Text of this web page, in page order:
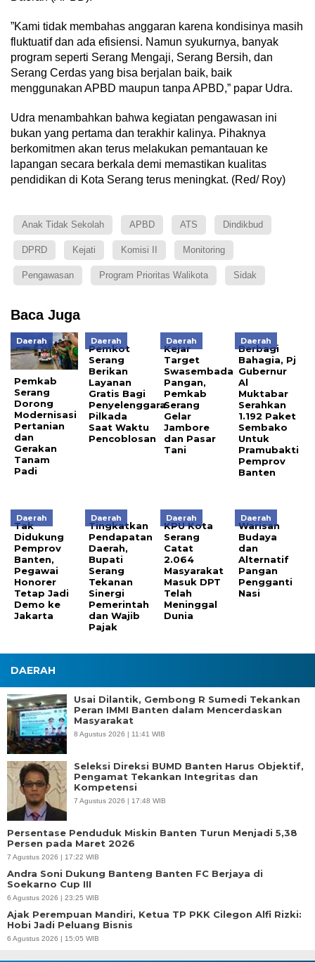
‎”Kami tidak membahas anggaran karena kondisinya masih
fluktuatif dan ada efisiensi. Namun syukurnya, banyak
program seperti Serang Mengaji, Serang Bersih, dan
Serang Cerdas yang bisa berjalan baik, baik
menggunakan APBD maupun tanpa APBD,” papar Udra.
‎Udra menambahkan bahwa kegiatan pengawasan ini
bukan yang pertama dan terakhir kalinya. Pihaknya
berkomitmen akan terus melakukan pemantauan ke
lapangan secara berkala demi memastikan kualitas
pendidikan di Kota Serang terus meningkat. (Red/ Roy)
Anak Tidak Sekolah APBD ATS Dindikbud
DPRD Kejati Komisi II Monitoring
Pengawasan Program Prioritas Walikota Sidak
Baca Juga
Daerah
Pemkab
Serang
Dorong
Modernisasi
Pertanian
dan
Gerakan
Tanam
Padi
Daerah
Pemkot
Serang
Berikan
Layanan
Gratis Bagi
Penyelenggara
Pilkada
Saat Waktu
Pencoblosan
Daerah
Kejar
Target
Swasembada
Pangan,
Pemkab
Serang
Gelar
Jambore
dan Pasar
Tani
Daerah
Berbagi
Bahagia, Pj
Gubernur
Al
Muktabar
Serahkan
1.192 Paket
Sembako
Untuk
Pramubakti
Pemprov
Banten
Daerah
Tak
Didukung
Pemprov
Banten,
Pegawai
Honorer
Tetap Jadi
Demo ke
Jakarta
Daerah
Tingkatkan
Pendapatan
Daerah,
Bupati
Serang
Tekanan
Sinergi
Pemerintah
dan Wajib
Pajak
Daerah
KPU Kota
Serang
Catat
2.064
Masyarakat
Masuk DPT
Telah
Meninggal
Dunia
Daerah
Warisan
Budaya
dan
Alternatif
Pangan
Pengganti
Nasi
DAERAH
Usai Dilantik, Gembong R Sumedi Tekankan
Peran IMMI Banten dalam Mencerdaskan
Masyarakat
8 Agustus 2026 | 11:41 WIB
Seleksi Direksi BUMD Banten Harus Objektif,
Pengamat Tekankan Integritas dan
Kompetensi
7 Agustus 2026 | 17:48 WIB
Persentase Penduduk Miskin Banten Turun Menjadi 5,38
Persen pada Maret 2026
7 Agustus 2026 | 17:22 WIB
Andra Soni Dukung Banteng Banten FC Berjaya di
Soekarno Cup III
6 Agustus 2026 | 23:25 WIB
Ajak Perempuan Mandiri, Ketua TP PKK Cilegon Alfi Rizki:
Hobi Jadi Peluang Bisnis
6 Agustus 2026 | 15:05 WIB